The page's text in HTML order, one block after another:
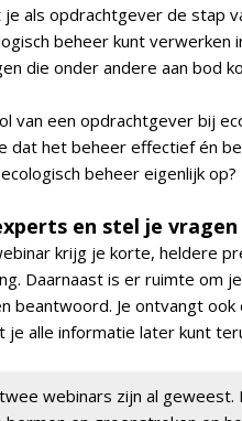
je als opdrachtgever de stap
beheer kunt verwerken
die onder andere aan bod
van een opdrachtgever bij
dat het beheer effectief én
beheer eigenlijk op?
en stel je vragen
krijg je korte, heldere
Daarnaast is er ruimte om
beantwoord. Je ontvangt
je alle informatie later kunt
webinars zijn al